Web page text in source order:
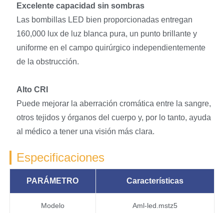
Excelente capacidad sin sombras
Las bombillas LED bien proporcionadas entregan
160,000 lux de luz blanca pura, un punto brillante y
uniforme en el campo quirúrgico independientemente
de la obstrucción.
Alto CRI
Puede mejorar la aberración cromática entre la sangre,
otros tejidos y órganos del cuerpo y, por lo tanto, ayuda
al médico a tener una visión más clara.
Especificaciones
PARÁMETRO Características
Modelo Aml-led.mstz5